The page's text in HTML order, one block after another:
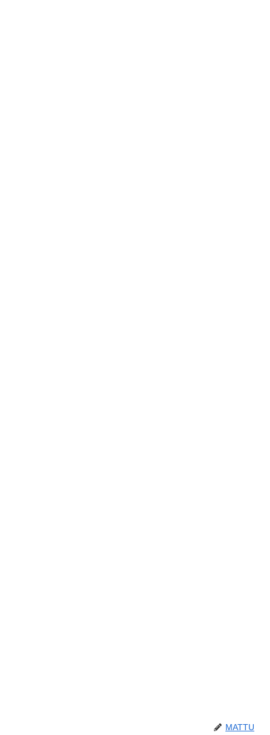
MATTU